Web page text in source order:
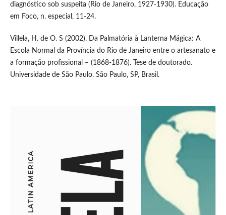
diagnóstico sob suspeita (Rio de Janeiro, 1927-1930). Educação
em Foco, n. especial, 11-24.
Villela, H. de O. S (2002). Da Palmatória à Lanterna Mágica: A
Escola Normal da Província do Rio de Janeiro entre o artesanato e
a formação profissional – (1868-1876). Tese de doutorado.
Universidade de São Paulo. São Paulo, SP, Brasil.